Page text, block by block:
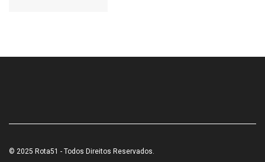
© 2025 Rota51 - Todos Direitos Reservados.